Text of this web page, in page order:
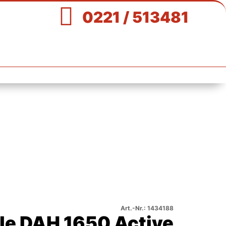
 0221 / 513481
Art.-Nr.: 1434188